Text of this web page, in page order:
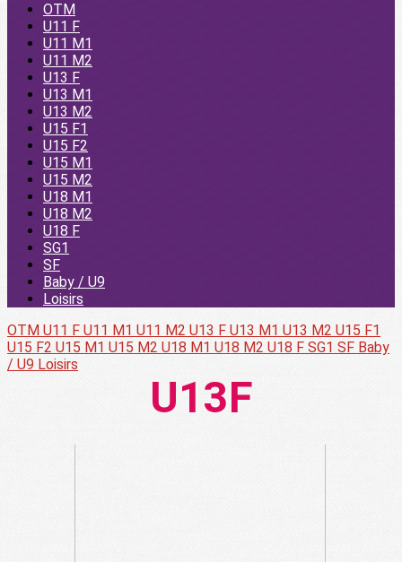
OTM
U11 F
U11 M1
U11 M2
U13 F
U13 M1
U13 M2
U15 F1
U15 F2
U15 M1
U15 M2
U18 M1
U18 M2
U18 F
SG1
SF
Baby / U9
Loisirs
OTM U11 F U11 M1 U11 M2 U13 F U13 M1 U13 M2 U15 F1
U15 F2 U15 M1 U15 M2 U18 M1 U18 M2 U18 F SG1 SF Baby
/ U9 Loisirs
U13F